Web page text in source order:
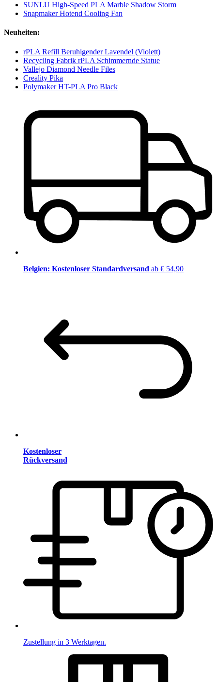
SUNLU High-Speed PLA Marble Shadow Storm
Snapmaker Hotend Cooling Fan
Neuheiten:
rPLA Refill Beruhigender Lavendel (Violett)
Recycling Fabrik rPLA Schimmernde Statue
Vallejo Diamond Needle Files
Creality Pika
Polymaker HT-PLA Pro Black
Belgien: Kostenloser Standardversand ab € 54,90
Kostenloser
Rückversand
Zustellung in 3 Werktagen.